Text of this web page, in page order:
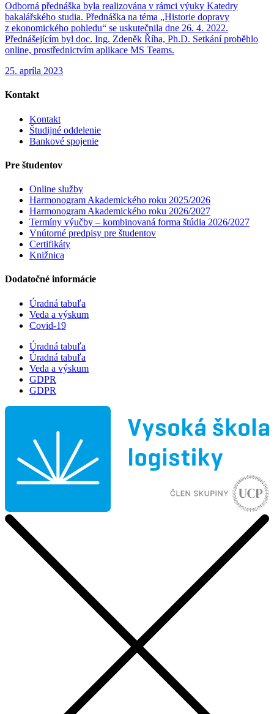
Odborná přednáška byla realizována v rámci výuky Katedry
bakalářského studia. Přednáška na téma „Historie dopravy
z ekonomického pohledu“ se uskutečnila dne 26. 4. 2022.
Přednášejícím byl doc. Ing. Zdeněk Říha, Ph.D. Setkání proběhlo
online, prostřednictvím aplikace MS Teams.
25. apríla 2023
Kontakt
Kontakt
Študijné oddelenie
Bankové spojenie
Pre študentov
Online služby
Harmonogram Akademického roku 2025/2026
Harmonogram Akademického roku 2026/2027
Termíny výučby – kombinovaná forma štúdia 2026/2027
Vnútorné predpisy pre študentov
Certifikáty
Knižnica
Dodatočné informácie
Úradná tabuľa
Veda a výskum
Covid-19
Úradná tabuľa
Úradná tabuľa
Veda a výskum
GDPR
GDPR